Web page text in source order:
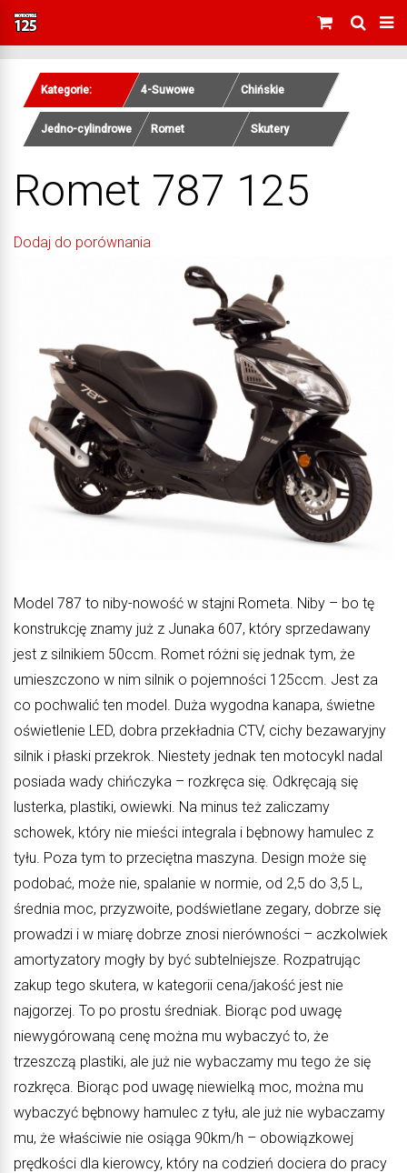
Kategorie: 4-Suwowe Chińskie
Jedno-cylindrowe Romet Skutery
Romet 787 125
Dodaj do porównania
Model 787 to niby-nowość w stajni Rometa. Niby – bo tę
konstrukcję znamy już z Junaka 607, który sprzedawany
jest z silnikiem 50ccm. Romet różni się jednak tym, że
umieszczono w nim silnik o pojemności 125ccm. Jest za
co pochwalić ten model. Duża wygodna kanapa, świetne
oświetlenie LED, dobra przekładnia CTV, cichy bezawaryjny
silnik i płaski przekrok. Niestety jednak ten motocykl nadal
posiada wady chińczyka – rozkręca się. Odkręcają się
lusterka, plastiki, owiewki. Na minus też zaliczamy
schowek, który nie mieści integrala i bębnowy hamulec z
tyłu. Poza tym to przeciętna maszyna. Design może się
podobać, może nie, spalanie w normie, od 2,5 do 3,5 L,
średnia moc, przyzwoite, podświetlane zegary, dobrze się
prowadzi i w miarę dobrze znosi nierówności – aczkolwiek
amortyzatory mogły by być subtelniejsze. Rozpatrując
zakup tego skutera, w kategorii cena/jakość jest nie
najgorzej. To po prostu średniak. Biorąc pod uwagę
niewygórowaną cenę można mu wybaczyć to, że
trzeszczą plastiki, ale już nie wybaczamy mu tego że się
rozkręca. Biorąc pod uwagę niewielką moc, można mu
wybaczyć bębnowy hamulec z tyłu, ale już nie wybaczamy
mu, że właściwie nie osiąga 90km/h – obowiązkowej
prędkości dla kierowcy, który na codzień dociera do pracy